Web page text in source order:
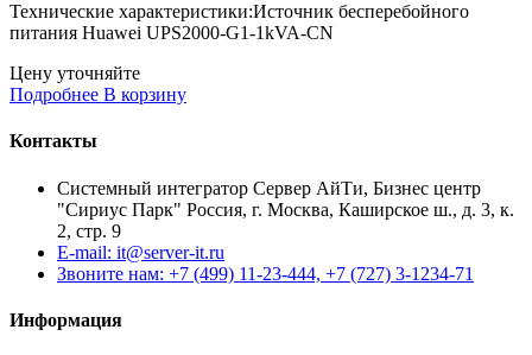
Технические характеристики:Источник бесперебойного
питания Huawei UPS2000-G1-1kVA-CN
Цену уточняйте
Подробнее В корзину
Контакты
Системный интегратор Сервер АйТи, Бизнес центр
"Сириус Парк" Россия, г. Москва, Каширское ш., д. 3, к.
2, стр. 9
E-mail: it@server-it.ru
Звоните нам: +7 (499) 11-23-444, +7 (727) 3-1234-71
Информация